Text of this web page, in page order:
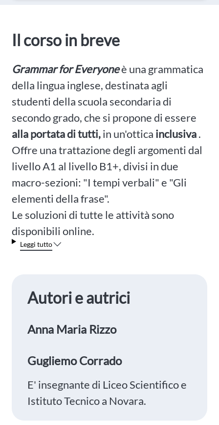
Il corso in breve
Grammar for Everyoneè una grammatica
della lingua inglese, destinata agli
studenti della scuola secondaria di
secondo grado, che si propone di essere
alla portata di tutti,in un'ottica inclusiva.
Offre una trattazione degli argomenti dal
livello A1 al livello B1+, divisi in due
macro-sezioni: "I tempi verbali" e "Gli
elementi della frase".
Le soluzioni di tutte le attività sono
disponibili online.
Leggi tutto
Autori e autrici
Anna Maria Rizzo
Gugliemo Corrado
E' insegnante di Liceo Scientifico e
Istituto Tecnico a Novara.